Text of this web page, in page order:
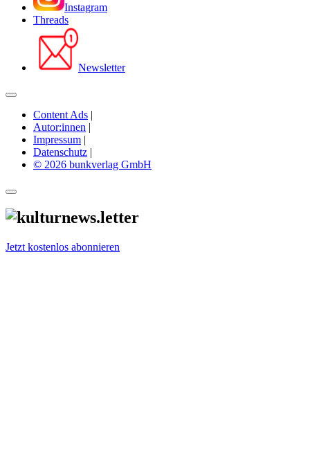
Instagram
Threads
Newsletter
Content Ads |
Autor:innen |
Impressum |
Datenschutz |
© 2026 bunkverlag GmbH
Jetzt kostenlos abonnieren